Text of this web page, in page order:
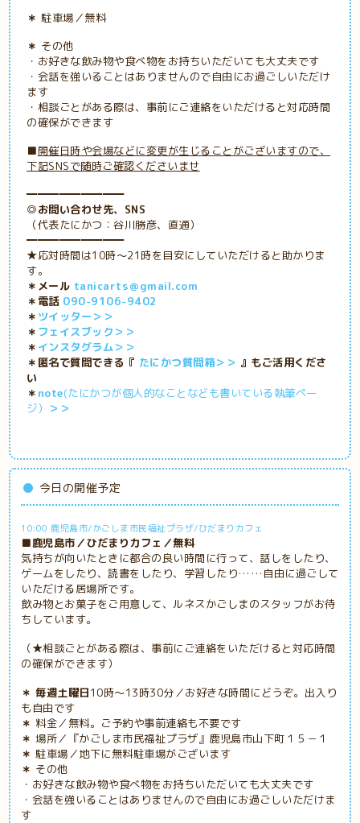
＊ 駐車場／無料
＊ その他
・お好きな飲み物や食べ物をお持ちいただいても大丈夫です
・会話を強いることはありませんので自由にお過ごしいただけ
ます
・ 相談ごとがある際は、事前にご連絡をいただけると対応時間
の確保ができます
■開催日時や会場などに変更が生じることがございますので、
下記SNSで随時ご確認くださいませ
━━━━━━━━━
◎お問い合わせ先、SNS
（代表たにかつ：谷川勝彦、直通）
━━━━━━━━━
★応対時間は10時～21時を目安にしていただけると助かりま
す。
＊メール tanicarts＠gmail.com
＊電話 090-9106-9402
＊ ツイッター＞＞
＊ フェイスブック＞＞
＊ インスタグラム＞＞
＊匿名で質問できる『 たにかつ質問箱＞＞ 』もご活用くださ
い
＊ note(たにかつが個人的なことなども書いている執筆ペー
ジ）
＞＞
今日の開催予定
10:00 鹿児島市/かごしま市民福祉プラザ/ひだまりカフェ
■鹿児島市／ひだまりカフェ／無料
気持ちが向いたときに都合の良い時間に行って、話しをしたり、
ゲームをしたり、読書をしたり、学習したり……自由に過ごして
いただける居場所です。
飲み物とお菓子をご用意して、ルネスかごしまのスタッフがお待
ちしています。
（★相談ごとがある際は、事前にご連絡をいただけると対応時間
の確保ができます）
＊ 毎週土曜日10時～13時30分／お好きな時間にどうぞ。出入り
も自由です
＊ 料金／無料。ご予約や事前連絡も不要です
＊ 場所／『かごしま市民福祉プラザ』鹿児島市山下町１５－１
＊ 駐車場／地下に無料駐車場がございます
＊ その他
・お好きな飲み物や食べ物をお持ちいただいても大丈夫です
・会話を強いることはありませんので自由にお過ごしいただけま
す